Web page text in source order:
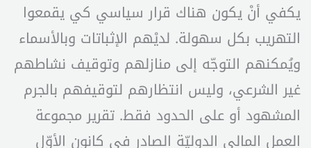
يكفي أنْ يكون هناك قرار سياسي كي يقمعوا
التهريب بكل سهولة. لديْهم الإثباتات وبالأسماء
ويُمكنهم التوجّه إلى منازلهم وتوقيف نشاطهم
غير الشرعي، وليس انتظارهم لتوقيفهم بالجرم
المشهود أو على الحدود فقط. تقرير مجموعة
العمل المالي الدوليّة الصادر في كانون الأوّل